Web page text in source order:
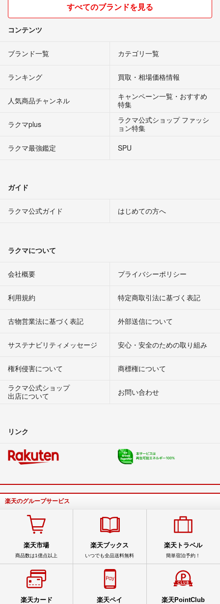
すべてのブランドを見る
コンテンツ
ブランド一覧 カテゴリ一覧
ランキング 買取・相場価格情報
人気商品チャンネル
キャンペーン一覧・おすすめ
特集
ラクマplus
ラクマ公式ショップ ファッシ
ョン特集
ラクマ最強鑑定
SPU
ガイド
ラクマ公式ガイド はじめての方へ
ラクマについて
会社概要 プライバシーポリシー
利用規約 特定商取引法に基づく表記
古物営業法に基づく表記 外部送信について
サステナビリティメッセージ 安心・安全のための取り組み
権利侵害について
商標権について
ラクマ公式ショップ
出店について
お問い合わせ
リンク
楽天のグループサービス
楽天市場
商品数は1億点以上
楽天ブックス
いつでも全品送料無料
楽天トラベル
簡単宿泊予約！
楽天カード 楽天ペイ 楽天PointClub